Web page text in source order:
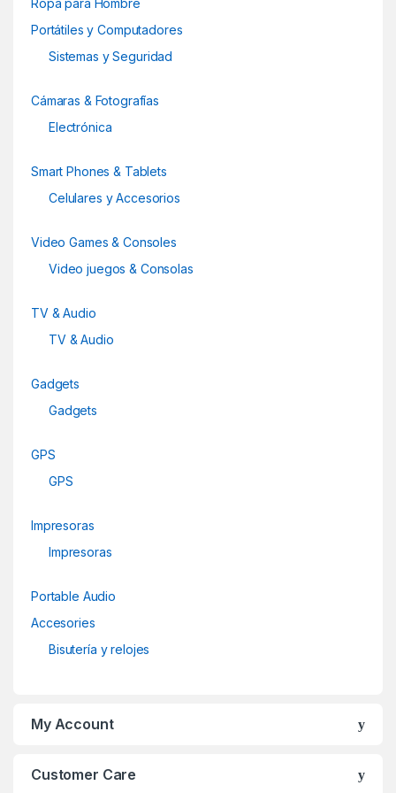
de
producto
Portátiles y Computadores
Sistemas y Seguridad
Cámaras & Fotografías
Electrónica
Smart Phones & Tablets
Celulares y Accesorios
Video Games & Consoles
Video juegos & Consolas
TV & Audio
TV & Audio
Gadgets
Gadgets
GPS
GPS
Impresoras
Impresoras
Portable Audio
Accesories
Bisutería y relojes
My Account
Customer Care